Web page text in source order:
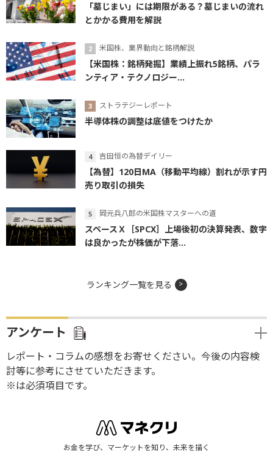
「墓じまい」には期限がある？墓じまいの流れ
とかかる費用を解説
米国株、業界動向と銘柄解説
【米国株：銘柄発掘】業績上振れ5銘柄、パラ
ンティア・テクノロジー...
ストラテジーレポート
半導体株の調整は底値をつけたか
吉田恒の為替デイリー
【為替】120日MA（移動平均線）割れが示す円
売り取引の損失
岡元兵八郎の米国株マスターへの道
スペースＸ［SPCX］上場後初の決算発表、数字
は良かったが株価が下落...
ランキング一覧を見る
アンケート
レポート・コラムの感想をお寄せください。今後の内容検
討等に参考にさせていただきます。
※は必須項目です。
お金を学び、マーケットを知り、未来を描く